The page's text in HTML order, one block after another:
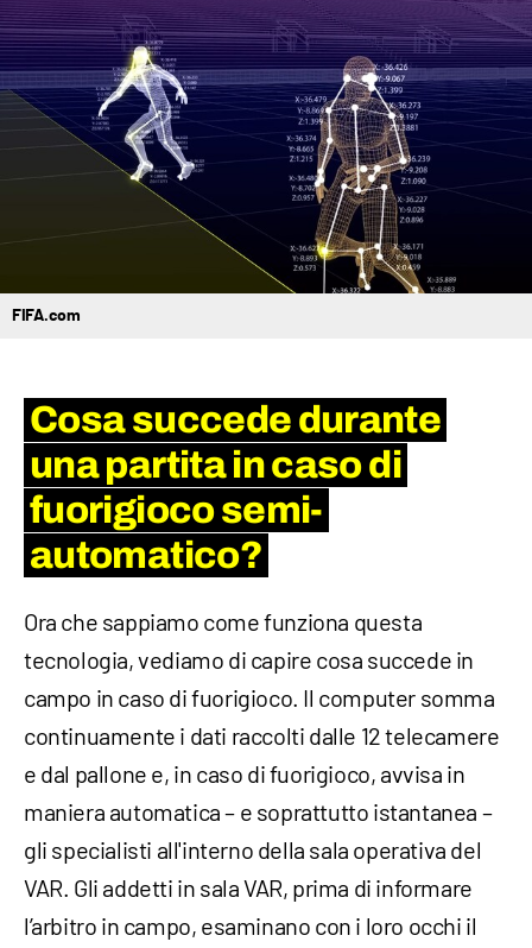
FIFA.com
Cosa succede durante
una partita in caso di
fuorigioco semi-
automatico?
Ora che sappiamo come funziona questa
tecnologia, vediamo di capire cosa succede in
campo in caso di fuorigioco. Il computer somma
continuamente i dati raccolti dalle 12 telecamere
e dal pallone e, in caso di fuorigioco, avvisa in
maniera automatica – e soprattutto istantanea –
gli specialisti all'interno della sala operativa del
VAR. Gli addetti in sala VAR, prima di informare
l’arbitro in campo, esaminano con i loro occhi il